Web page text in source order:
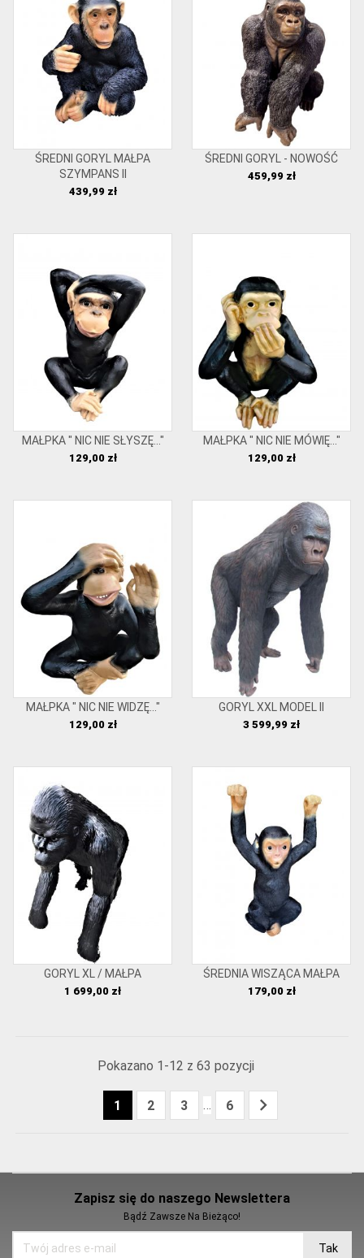
ŚREDNI GORYL MAŁPA
SZYMPANS II
Cena
439,99 zł
ŚREDNI GORYL - NOWOŚĆ
Cena
459,99 zł
MAŁPKA " NIC NIE SŁYSZĘ..."
Cena
129,00 zł
MAŁPKA " NIC NIE MÓWIĘ..."
Cena
129,00 zł
MAŁPKA " NIC NIE WIDZĘ..."
Cena
129,00 zł
GORYL XXL MODEL II
Cena
3 599,99 zł
GORYL XL / MAŁPA
Cena
1 699,00 zł
ŚREDNIA WISZĄCA MAŁPA
Cena
179,00 zł
Pokazano 1-12 z 63 pozycji
1 2 3 … 6 
Zapisz się do naszego Newslettera
Bądź Zawsze Na Bieżąco!